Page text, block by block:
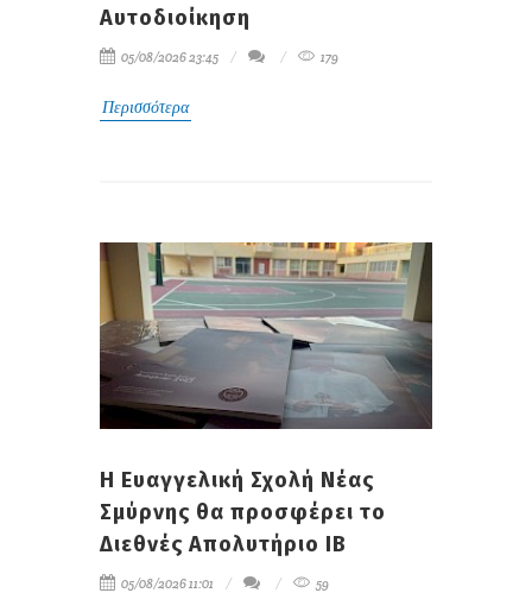
Αυτοδιοίκηση
05/08/2026 23:45 179
Περισσότερα
Η Ευαγγελική Σχολή Νέας
Σμύρνης θα προσφέρει το
Διεθνές Απολυτήριο IB
05/08/2026 11:01 59